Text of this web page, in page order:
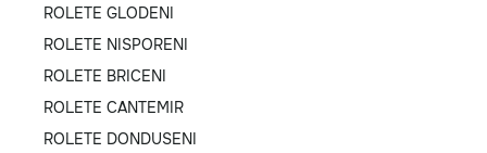
ROLETE GLODENI
ROLETE NISPORENI
ROLETE BRICENI
ROLETE CANTEMIR
ROLETE DONDUSENI